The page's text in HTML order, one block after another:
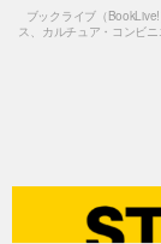
ブックライブ（
ス、カルチュア・コンビ